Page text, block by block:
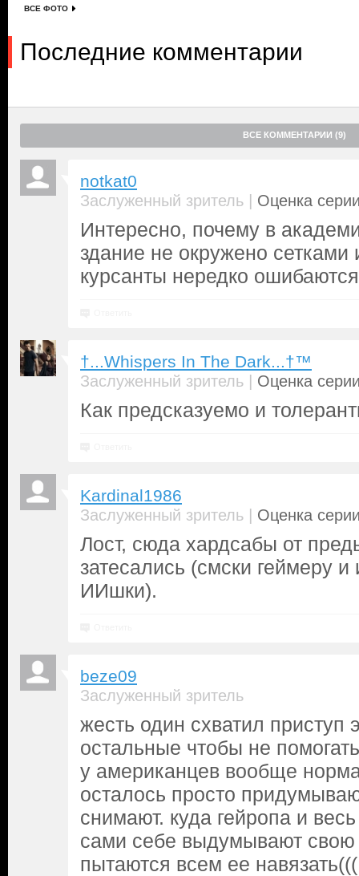
ВСЕ ФОТО
Последние комментарии
ВСЕ КОММЕНТАРИИ (9)
notkat0
Заслуженный зритель | Оценка
Интересно, почему в
здание не окружено
курсанты нередко
†...Whispers In The Dark...†™
Заслуженный зритель | Оценка
Как предсказуемо и
Kardinal1986
Заслуженный зритель | Оценка
Лост, сюда хардсабы от
затесались (смски геймеру
ИИшки).
beze09
Заслуженный зритель
жесть один схватил приступ
остальные чтобы не
у американцев вообще
осталось просто
снимают. куда гейропа и
сами себе выдумывают свою
пытаются всем ее навязать(((